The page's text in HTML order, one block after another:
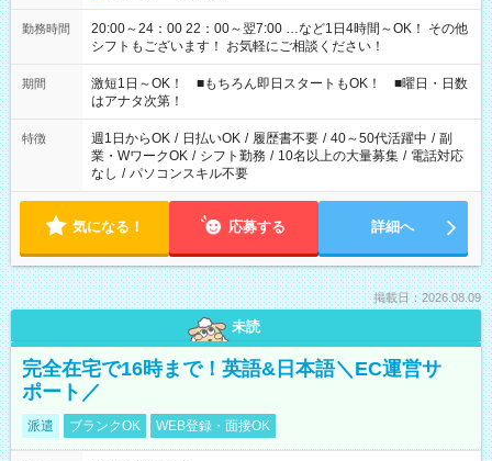
勤務時間
20:00～24：00 22：00～翌7:00 …など1日4時間～OK！ その他
シフトもございます！ お気軽にご相談ください！
期間
激短1日～OK！ ■もちろん即日スタートもOK！ ■曜日・日数
はアナタ次第！
特徴 週1日からOK / 日払いOK / 履歴書不要 / 40～50代活躍中 / 副
業・WワークOK / シフト勤務 / 10名以上の大量募集 / 電話対応
なし / パソコンスキル不要
気になる！ 応募する 詳細へ
掲載日：2026.08.09
未読
完全在宅で16時まで！英語&日本語＼EC運営サ
ポート／
派遣 ブランクOK WEB登録・面接OK